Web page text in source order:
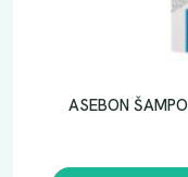
ASEBON